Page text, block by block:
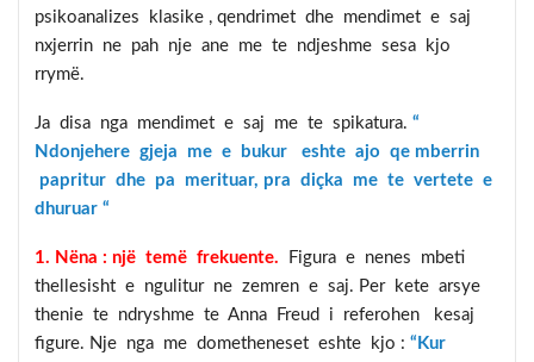
psikoanalizes klasike , qendrimet dhe mendimet e saj
nxjerrin ne pah nje ane me te ndjeshme sesa kjo
rrymë.
Ja disa nga mendimet e saj me te spikatura. “
Ndonjehere gjeja me e bukur eshte ajo qe mberrin
papritur dhe pa merituar, pra diçka me te vertete e
dhuruar “
1. Nëna : një temë frekuente. Figura e nenes mbeti
thellesisht e ngulitur ne zemren e saj. Per kete arsye
thenie te ndryshme te Anna Freud i referohen kesaj
figure. Nje nga me dometheneset eshte kjo : “Kur